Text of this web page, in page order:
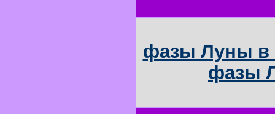
фазы Луны в
фазы